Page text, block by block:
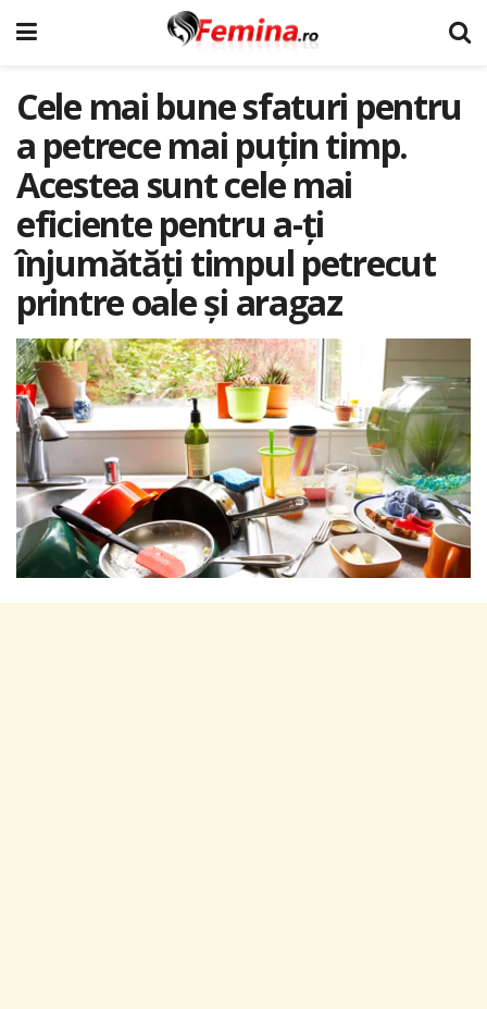
Cele mai bune sfaturi pentru
a petrece mai puțin timp.
Acestea sunt cele mai
eficiente pentru a-ți
înjumătăți timpul petrecut
printre oale și aragaz